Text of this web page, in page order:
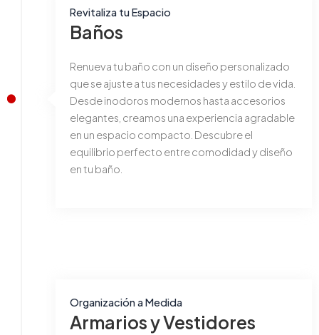
Revitaliza tu Espacio
Baños
Renueva tu baño con un diseño personalizado
que se ajuste a tus necesidades y estilo de vida.
Desde inodoros modernos hasta accesorios
elegantes, creamos una experiencia agradable
en un espacio compacto. Descubre el
equilibrio perfecto entre comodidad y diseño
en tu baño.
Organización a Medida
Armarios y Vestidores